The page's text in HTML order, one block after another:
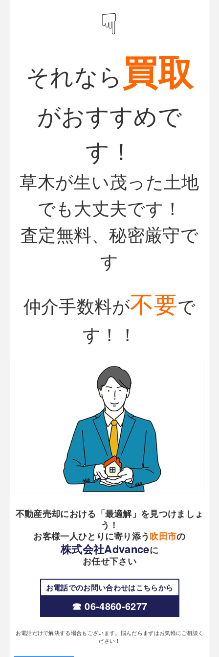
☟
それなら 買取
がおすすめで
す！
草木が生い茂った土地
でも大丈夫です！
査定無料、秘密厳守で
す
仲介手数料が不要で
す！！
不動産売却における「最適解」を見つけましょ
う！
お客様一人ひとりに寄り添う吹田市の
株式会社Advanceに
お任せ下さい
お電話でのお問い合わせはこちらから
☎ 06-4860-6277
お電話だけで解決する場合もございます。悩んだらまずはお気軽にご相談く
ださい！